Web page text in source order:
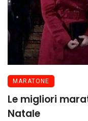
MARATONE
Le migliori
Natale